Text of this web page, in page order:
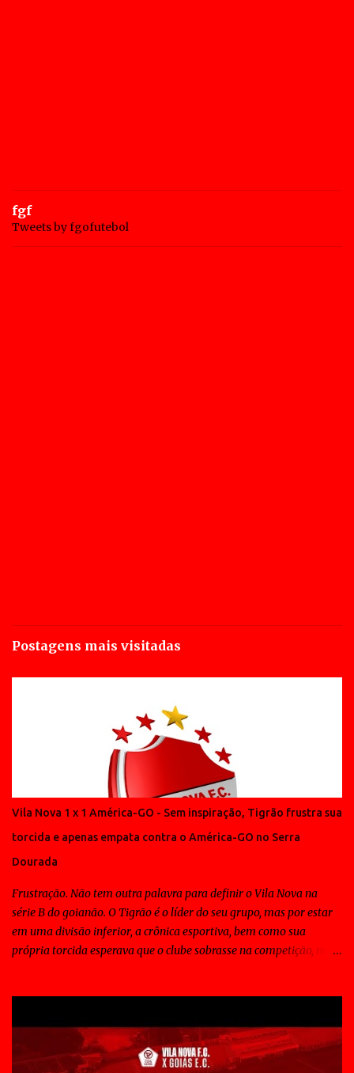
fgf
Tweets by fgofutebol
Postagens mais visitadas
Vila Nova 1 x 1 América-GO - Sem inspiração, Tigrão frustra sua
torcida e apenas empata contra o América-GO no Serra
Dourada
Frustração. Não tem outra palavra para definir o Vila Nova na
série B do goianão. O Tigrão é o líder do seu grupo, mas por estar
em uma divisão inferior, a crônica esportiva, bem como sua
própria torcida esperava que o clube sobrasse na competição, mas
também não. E o elenco Colorado não conta com nenhum "fora de
série" para decidir partidas. Para se ter uma idéia, o craque do time
é o Frontini, que só sabe fazer gols... isso deveria ser suficiente,